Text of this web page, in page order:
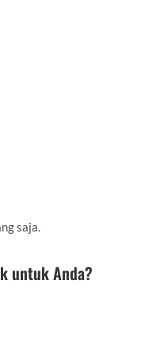
saja.
untuk Anda?